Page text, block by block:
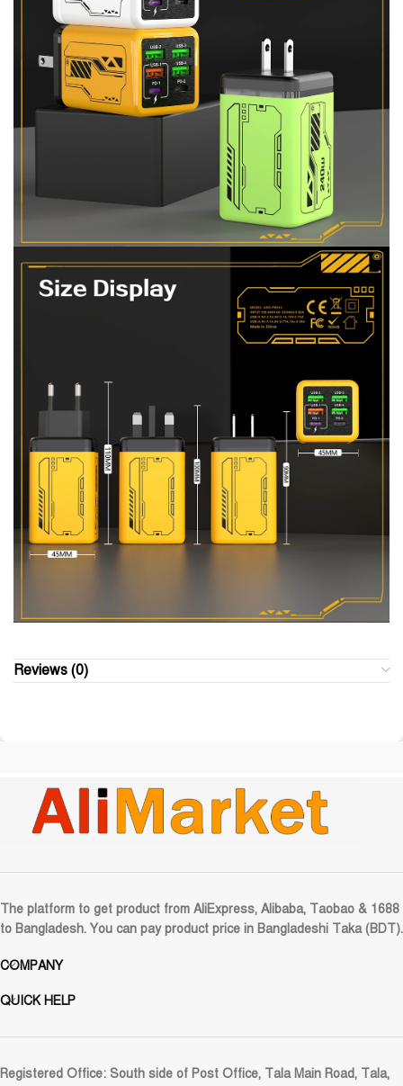
Reviews (0)
The platform to get product from AliExpress, Alibaba, Taobao & 1688
to Bangladesh. You can pay product price in Bangladeshi Taka (BDT).
COMPANY
QUICK HELP
Registered Office: South side of Post Office, Tala Main Road, Tala,